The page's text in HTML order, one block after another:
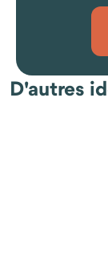
Quelles sont les
D'autres